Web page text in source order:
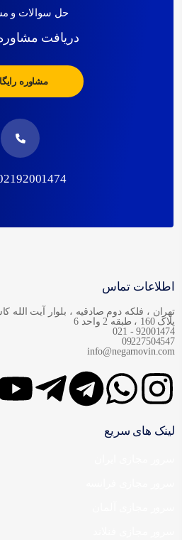
حل سوالات و
دریافت
مشاوره
اطلاعات تماس
تهران ، فلکه دوم صادقیه ، بلوار آیت الله
پلاک 160 ، طبقه 2 واحد 6
92001474 - 021
09227504547
info@negarnovin.com
لینک های سریع